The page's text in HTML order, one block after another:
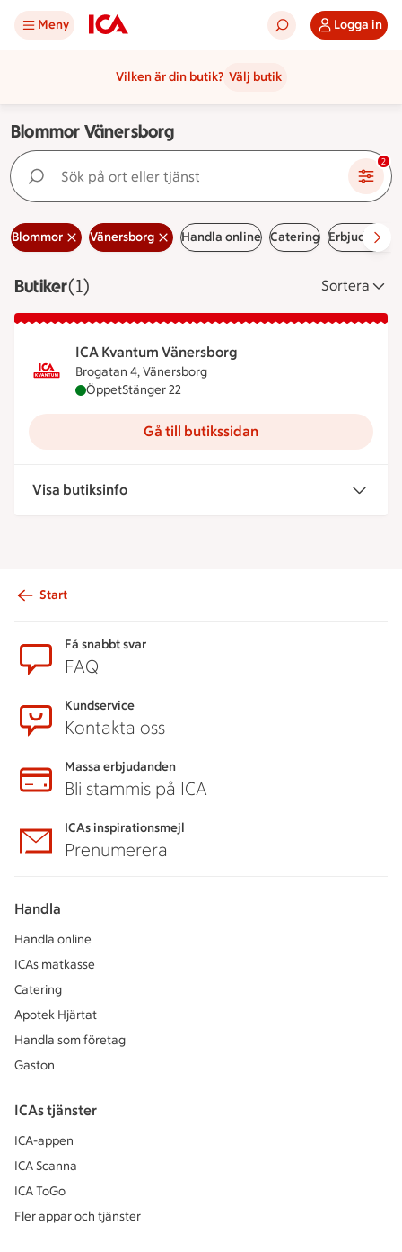
Meny Logga in
Vilken är din butik? Välj butik
Blommor Vänersborg
Sök på ort eller tjänst 2
Blommor Vänersborg Handla online Catering Erbjudanden
ButikerVisar 1 stycken
(1) Sortera
ICA Kvantum Vänersborg
Brogatan 4, Vänersborg
ICA Kvantum Vänersborg är öppen nu, stänger
ÖppetStänger 22
Gå till butikssidan
Visa butiksinfo
Start
Få snabbt svar
FAQ
Kundservice
Kontakta oss
Massa erbjudanden
Bli stammis på ICA
ICAs inspirationsmejl
Prenumerera
Handla
Handla online
ICAs matkasse
Catering
Apotek Hjärtat
Handla som företag
Gaston
ICAs tjänster
ICA-appen
ICA Scanna
ICA ToGo
Fler appar och tjänster